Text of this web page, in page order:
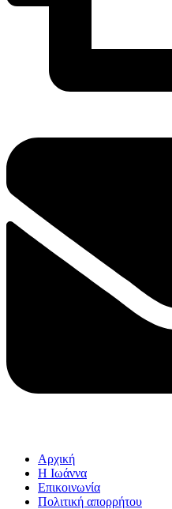
Αρχική
Η Ιωάννα
Επικοινωνία
Πολιτική απορρήτου